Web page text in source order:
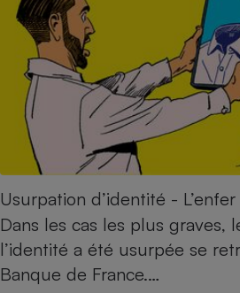
Usurpation d’identité -
Dans les cas les plus graves,
l’identité a été usurpée se
Banque de France.…